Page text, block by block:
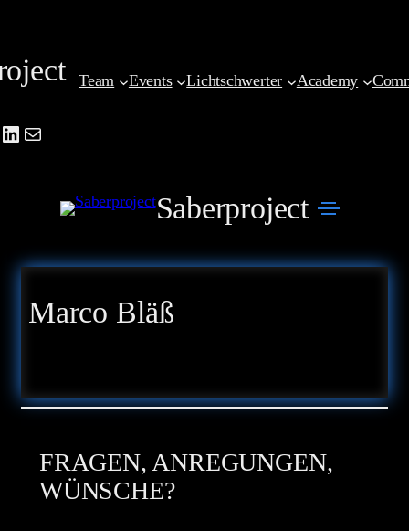
springen
Mail
Team Events Lichtschwerter Academy
Saberproject
Marco Bläß
FRAGEN, ANREGUNGEN,
WÜNSCHE?